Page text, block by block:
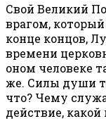
Свой Великий
врагом,
конце концов,
времени
оном человеке
же. Силы души
что? Чему
действие,